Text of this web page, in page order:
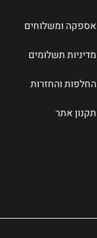
אספקה ומשלוחים
מדיניות תשלומים
החלפות והחזרות
תקנון אתר